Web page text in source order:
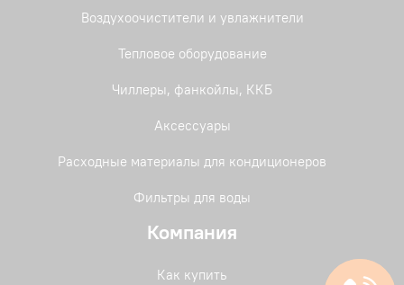
Воздухоочистители и увлажнители
Тепловое оборудование
Чиллеры, фанкойлы, ККБ
Аксессуары
Расходные материалы для кондиционеров
Фильтры для воды
Компания
Как купить